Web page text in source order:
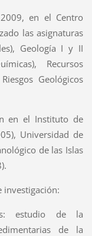
en el Centro
las asignaturas
Geología I y II
Recursos
Geológicos
en el Instituto de
Universidad de
de las Islas
investigación:
estudio de la
de la